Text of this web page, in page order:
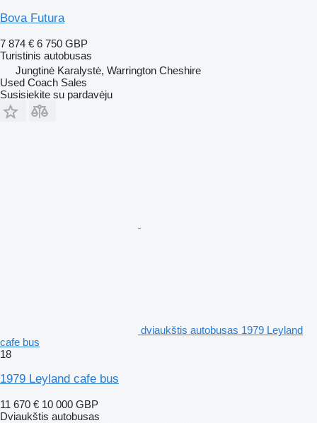
Bova Futura
7 874 € 6 750 GBP
Turistinis autobusas
Jungtinė Karalystė, Warrington Cheshire
Used Coach Sales
Susisiekite su pardavėju
dviaukštis autobusas 1979 Leyland
cafe bus
18
1979 Leyland cafe bus
11 670 € 10 000 GBP
Dviaukštis autobusas